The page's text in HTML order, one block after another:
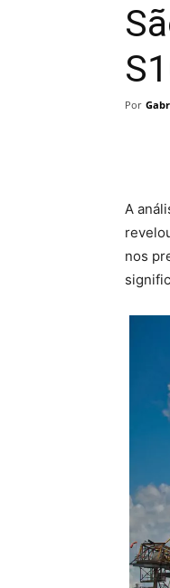
Por
A
nos